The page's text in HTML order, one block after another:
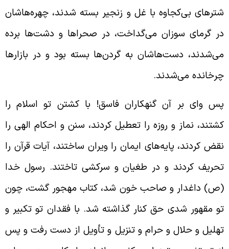
بی‌کجاوه با غل و زنجیر بسته شدند، چهره‌هاشان
گرمای سوزان می‌گداخت، در صحراها و دشت‌ها برده
دست‌هاشان به گردن‌ها بسته بود و در بازارها
می‌شدند.
وای بر آن گنهکاران فاسق! با کشتن تو اسلام را
نماز و روزه را تعطیل کردند، سنن و احکام الهی را
کردند، پایه‌های ایمان را ویران ساختند، آیات قرآن را
کردند و در طغیان و سرکشی تاختند. رسول خدا
داغدار و صاحب خونشد، کتاب مهجور گشت، چون
مقهور شدی حق کنار گذاشته شد. با فقدان تو تکبیر و
و حلال و حرام و تنزیل و تأویل از دست رفت و پس